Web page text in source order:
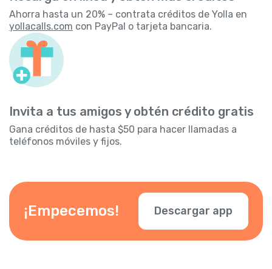
Ahorra hasta un 20% – contrata créditos de Yolla en
yollacalls.com con PayPal o tarjeta bancaria.
Invita a tus amigos y obtén crédito gratis
Gana créditos de hasta $50 para hacer llamadas a
teléfonos móviles y fijos.
¡Empecemos! Descargar app